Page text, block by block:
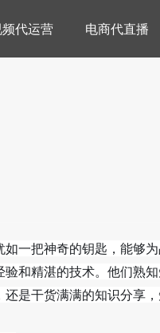
代运营 电商代直播
一把神奇的钥匙，能够
和精湛的技术。他们熟
是干货满满的知识分享